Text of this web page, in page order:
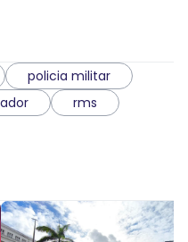
policia militar
rms